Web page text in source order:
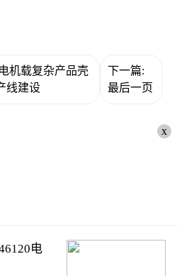
机载复杂产品壳
线建设
下一篇:
最后一页
x
电